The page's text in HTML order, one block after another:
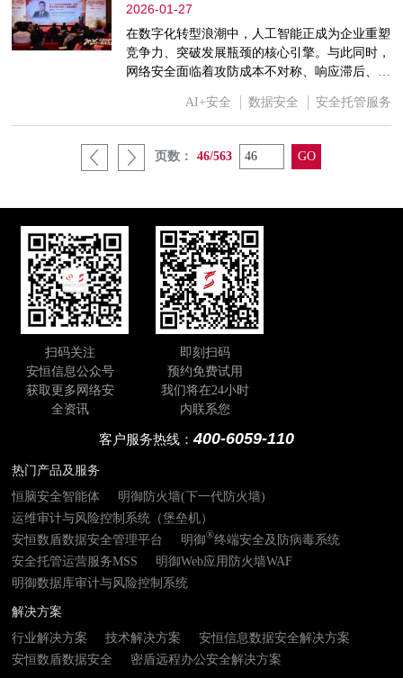
2026-01-27
在数字化转型浪潮中，人工智能正成为企业重塑
竞争力、突破发展瓶颈的核心引擎。与此同时，
网络安全面临着攻防成本不对称、响应滞后、专
对日益复杂和自动化的威胁。在此背景下，如何
利用AI技术构建更具韧性的安全体系，成为企
业必须面对的战略课题。
AI+安全 数据安全 安全托管服务
页数： 46/563
扫码关注
安恒信息公众号
获取更多网络安
全资讯
即刻扫码
预约免费试用
我们将在24小时
内联系您
客户服务热线：400-6059-110
热门产品及服务
恒脑安全智能体
明御防火墙(下一代防火墙)
运维审计与风险控制系统（堡垒机）
安恒数盾数据安全管理平台
明御®终端安全及防病毒系统
安全托管运营服务MSS
明御Web应用防火墙WAF
明御数据库审计与风险控制系统
解决方案
行业解决方案
技术解决方案
安恒信息数据安全解决方案
安恒数盾数据安全
密盾远程办公安全解决方案